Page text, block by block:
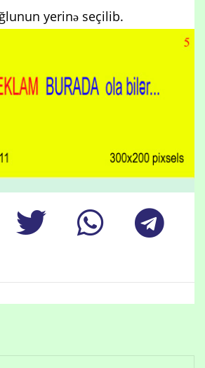
yerinə seçilib.